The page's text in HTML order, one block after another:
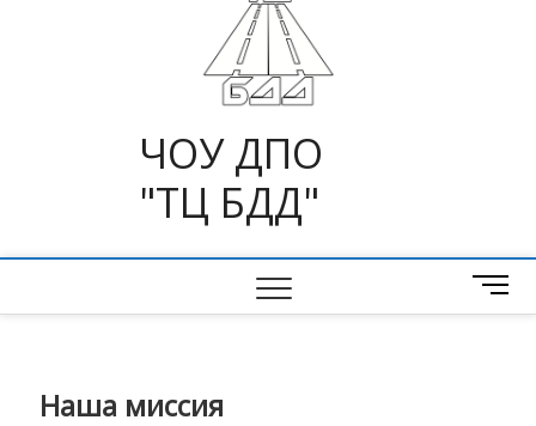
ЧОУ ДПО
"ТЦ БДД"
M
e
Наша миссия